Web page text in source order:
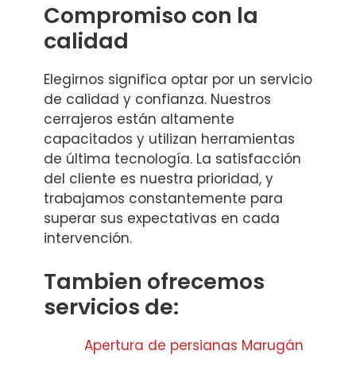
Compromiso con la
calidad
Elegirnos significa optar por un servicio
de calidad y confianza. Nuestros
cerrajeros están altamente
capacitados y utilizan herramientas
de última tecnología. La satisfacción
del cliente es nuestra prioridad, y
trabajamos constantemente para
superar sus expectativas en cada
intervención.
Tambien ofrecemos
servicios de:
Apertura de persianas Marugán